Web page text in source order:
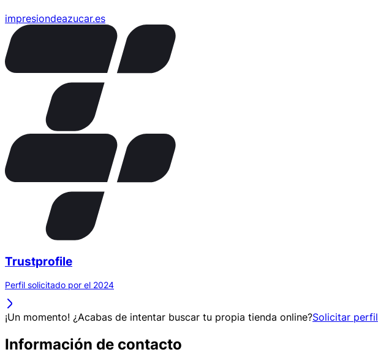
impresiondeazucar.es
Trustprofile
Perfil solicitado por el 2024
¡Un momento! ¿Acabas de intentar buscar tu propia tienda online?Solicitar perfil
Información de contacto